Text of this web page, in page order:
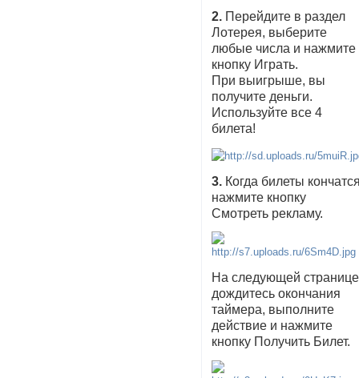
2. Перейдите в раздел
Лотерея, выберите
любые числа и нажмите
кнопку Играть.
При выигрыше, вы
получите деньги.
Используйте все 4
билета!
3. Когда билеты
нажмите кнопку
Смотреть рекламу.
На следующей странице
дождитесь окончания
таймера, выполните
действие и нажмите
кнопку Получить Билет.